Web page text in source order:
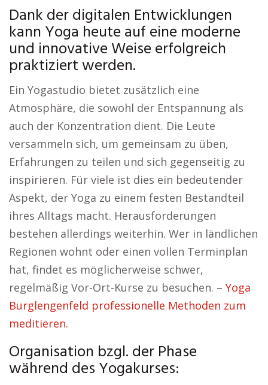
Dank der digitalen Entwicklungen
kann Yoga heute auf eine moderne
und innovative Weise erfolgreich
praktiziert werden.
Ein Yogastudio bietet zusätzlich eine
Atmosphäre, die sowohl der Entspannung als
auch der Konzentration dient. Die Leute
versammeln sich, um gemeinsam zu üben,
Erfahrungen zu teilen und sich gegenseitig zu
inspirieren. Für viele ist dies ein bedeutender
Aspekt, der Yoga zu einem festen Bestandteil
ihres Alltags macht. Herausforderungen
bestehen allerdings weiterhin. Wer in ländlichen
Regionen wohnt oder einen vollen Terminplan
hat, findet es möglicherweise schwer,
regelmäßig Vor-Ort-Kurse zu besuchen. – Yoga
Burglengenfeld professionelle Methoden zum
meditieren.
Organisation bzgl. der Phase
während des Yogakurses: